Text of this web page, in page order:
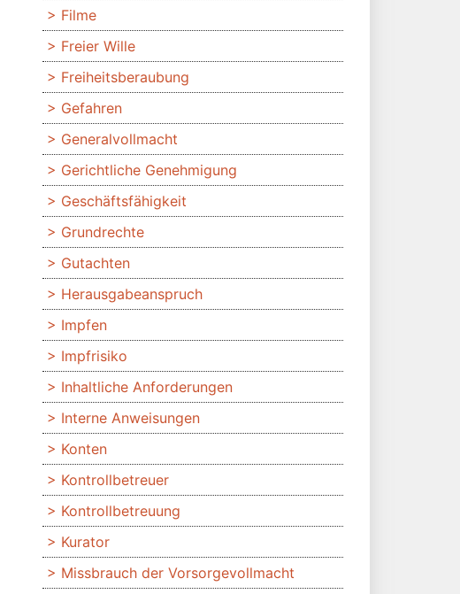
Filme
Freier Wille
Freiheitsberaubung
Gefahren
Generalvollmacht
Gerichtliche Genehmigung
Geschäftsfähigkeit
Grundrechte
Gutachten
Herausgabeanspruch
Impfen
Impfrisiko
Inhaltliche Anforderungen
Interne Anweisungen
Konten
Kontrollbetreuer
Kontrollbetreuung
Kurator
Missbrauch der Vorsorgevollmacht